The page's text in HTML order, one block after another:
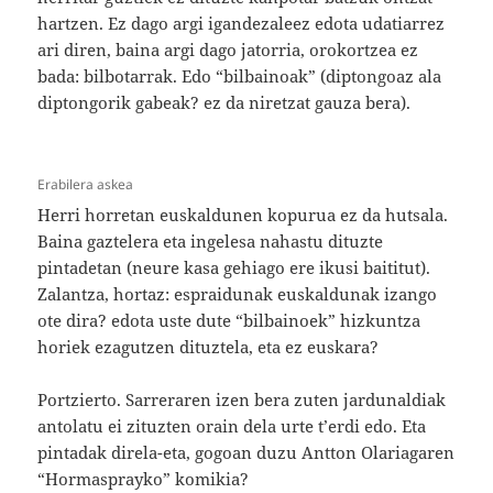
hartzen. Ez dago argi igandezaleez edota udatiarrez
ari diren, baina argi dago jatorria, orokortzea ez
bada: bilbotarrak. Edo “bilbainoak” (diptongoaz ala
diptongorik gabeak? ez da niretzat gauza bera).
Erabilera askea
Herri horretan euskaldunen kopurua ez da hutsala.
Baina gaztelera eta ingelesa nahastu dituzte
pintadetan (neure kasa gehiago ere ikusi baititut).
Zalantza, hortaz: espraidunak euskaldunak izango
ote dira? edota uste dute “bilbainoek” hizkuntza
horiek ezagutzen dituztela, eta ez euskara?
Portzierto. Sarreraren izen bera zuten jardunaldiak
antolatu ei zituzten orain dela urte t’erdi edo. Eta
pintadak direla-eta, gogoan duzu Antton Olariagaren
“Hormasprayko” komikia?